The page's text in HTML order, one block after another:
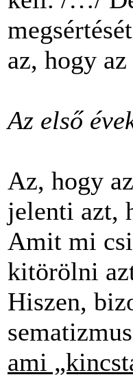
az, hogy
Az első
Az, hogy
jelenti azt,
Amit mi
kitörölni
Hiszen,
ami